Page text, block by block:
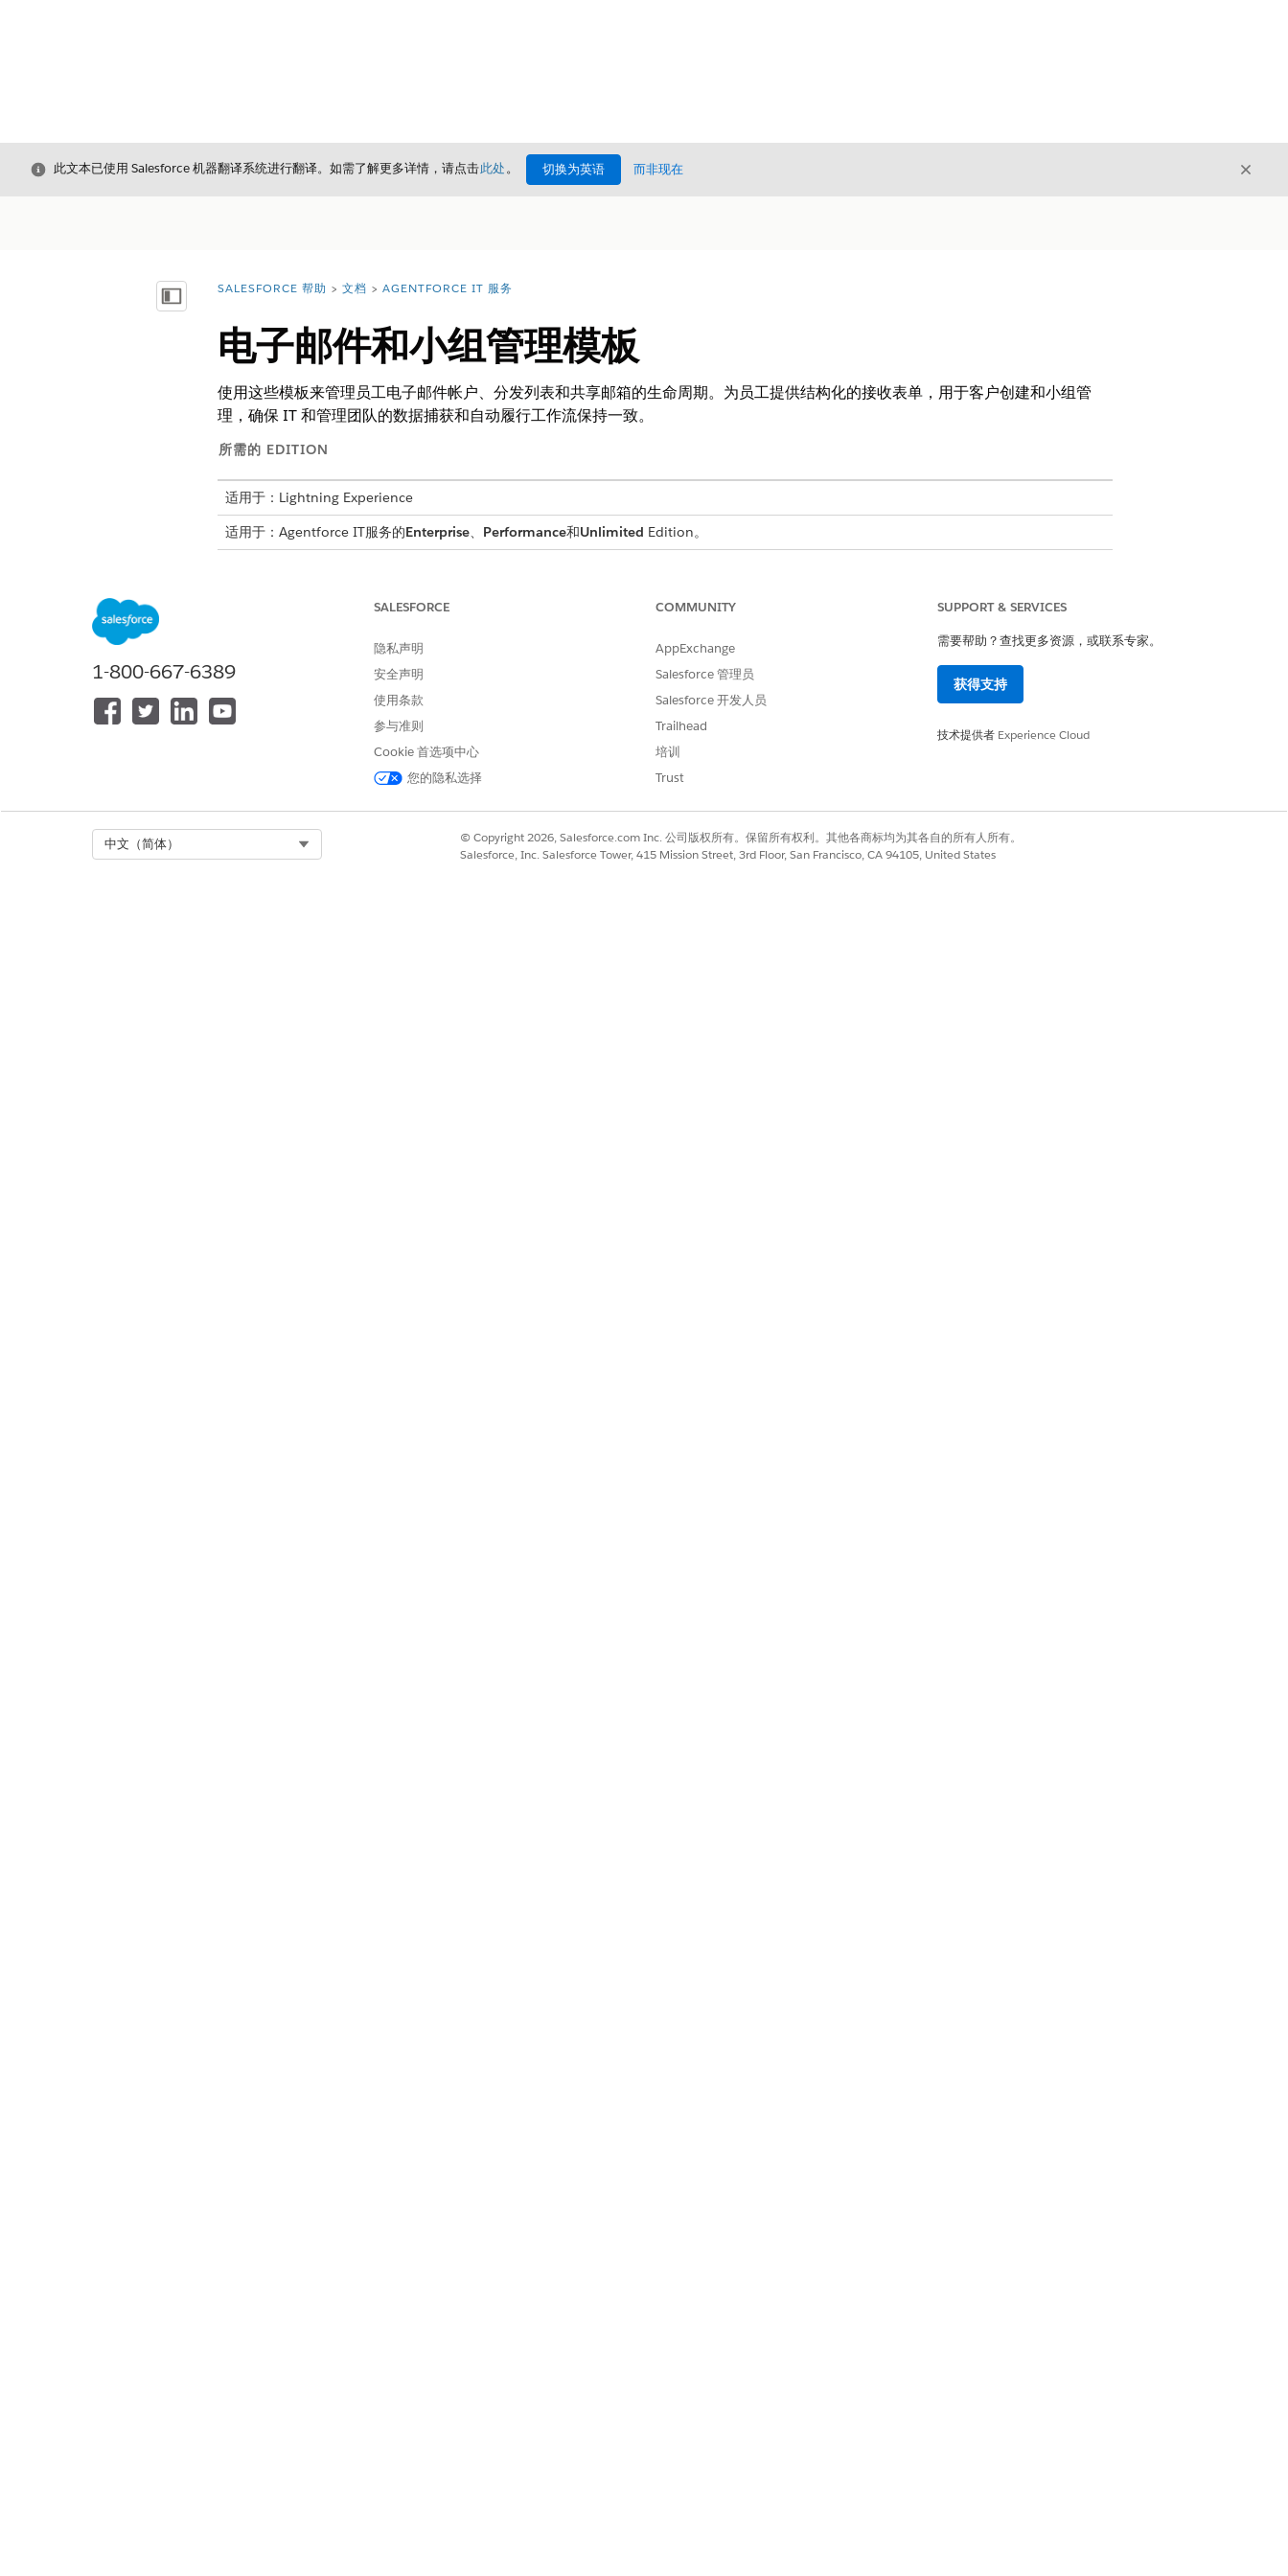
关闭
此文本已使用 Salesforce 机器翻译系统进行翻译。如需了解更多详情，请点击此处。 切换为英语 而非现在 关闭
显示目录 您在此处：
SALESFORCE 帮助 文档 AGENTFORCE IT 服务
电子邮件和小组管理模板
使用这些模板来管理员工电子邮件帐户、分发列表和共享邮箱的生命周期。为员工提供结构化的接收表单，用于客户创建和小组管
理，确保 IT 和管理团队的数据捕获和自动履行工作流保持一致。
所需的 EDITION
适用于：Lightning Experience
适用于：Agentforce IT服务的Enterprise、 Performance和Unlimited Edition。
部署此模板，为员工提供请求新员工或特定于角色的电子邮件帐户的标准化方式。
部署此模板，为员工提供请求新共享邮箱的标准化方式。
请求添加或删除小组成员
部署此模板，为员工提供请求从 Active Directory (AD) 小组添加或删除成员的标准化方式。
管理 Active Directory 小组成员关系
请求组或团队所有人更改
部署此模板，为员工提供请求更改 Microsoft Entra 小组或团队所有者的标准化方式。
1-800-667-6389
SALESFORCE
隐私声明
安全声明
使用条款
参与准则
Cookie 首选项中心
您的隐私选择
COMMUNITY
AppExchange
Salesforce 管理员
Salesforce 开发人员
Trailhead
培训
Trust
SUPPORT & SERVICES
需要帮助？查找更多资源，或联系专家。
获得支持
技术提供者 Experience Cloud
中文（简体）
© Copyright 2026, Salesforce.com Inc. 公司版权所有。保留所有权利。其他各商标均为其各自的所有人所有。
Salesforce, Inc. Salesforce Tower, 415 Mission Street, 3rd Floor, San Francisco, CA 94105, United States